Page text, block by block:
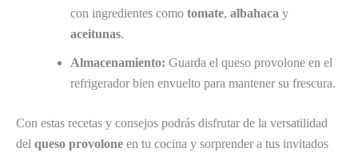
con ingredientes como tomate, albahaca y
aceitunas.
Almacenamiento: Guarda el queso provolone en el
refrigerador bien envuelto para mantener su frescura.
Con estas recetas y consejos podrás disfrutar de la versatilidad
del queso provolone en tu cocina y sorprender a tus invitados